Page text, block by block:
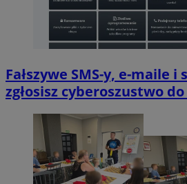
Fałszywe SMS-y, e-maile i
zgłosisz cyberoszustwo do